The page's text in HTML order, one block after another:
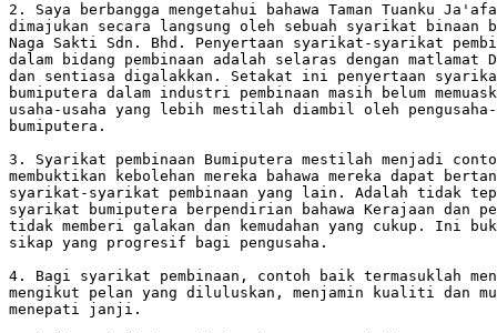
2. Saya berbangga mengetahui bahawa Taman Tuanku
dimajukan secara langsung oleh sebuah syarikat binaan
Naga Sakti Sdn. Bhd. Penyertaan syarikat-syarikat
dalam bidang pembinaan adalah selaras dengan matlamat
dan sentiasa digalakkan. Setakat ini penyertaan
bumiputera dalam industri pembinaan masih belum
usaha-usaha yang lebih mestilah diambil oleh pengusaha-
bumiputera.
3. Syarikat pembinaan Bumiputera mestilah menjadi
membuktikan kebolehan mereka bahawa mereka dapat
syarikat-syarikat pembinaan yang lain. Adalah tidak
syarikat bumiputera berpendirian bahawa Kerajaan dan
tidak memberi galakan dan kemudahan yang cukup. Ini
sikap yang progresif bagi pengusaha.
4. Bagi syarikat pembinaan, contoh baik termasuklah
mengikut pelan yang diluluskan, menjamin kualiti dan
menepati janji.